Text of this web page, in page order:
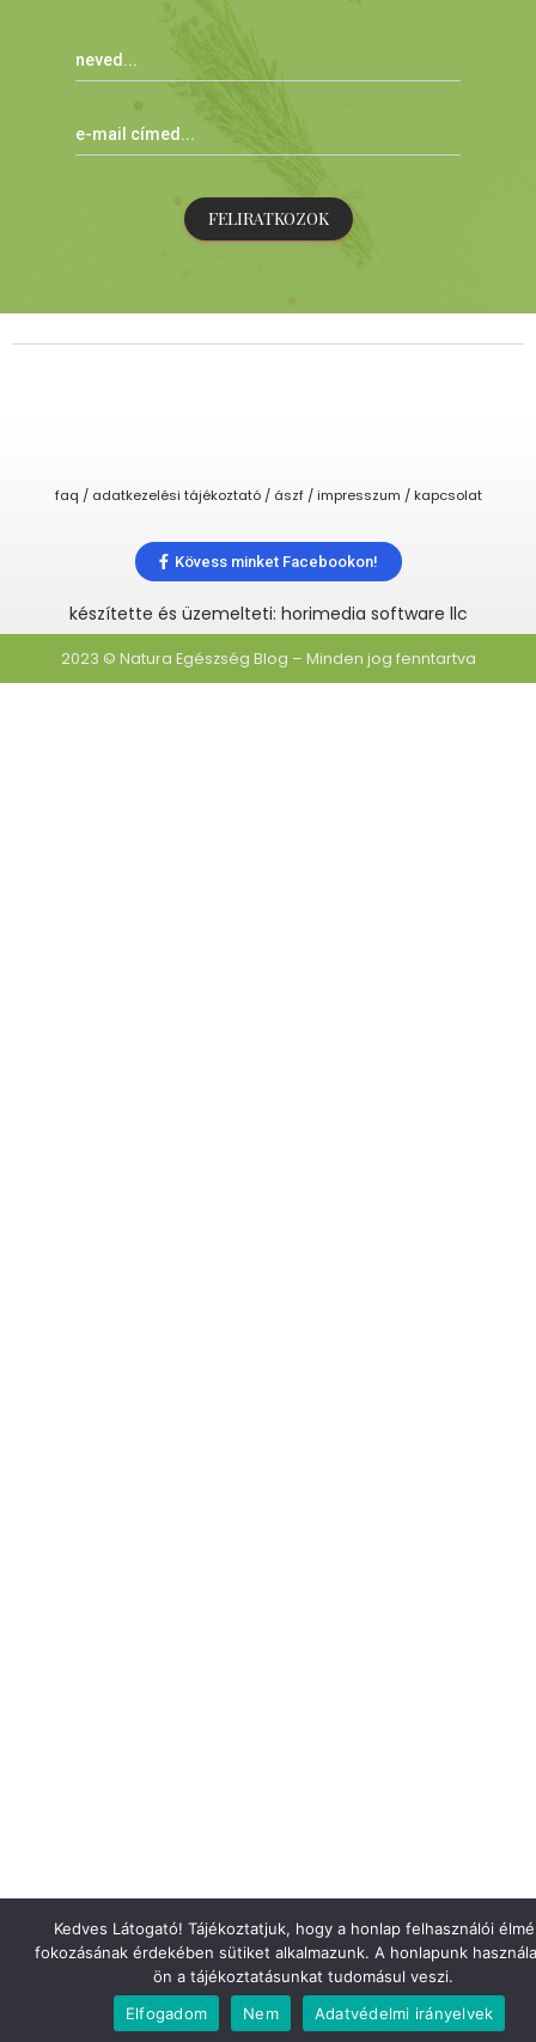
FELIRATKOZOK
faq / adatkezelési tájékoztató / ászf / impresszum / kapcsolat
Kövess minket Facebookon!
készítette és üzemelteti: horimedia software llc
2023 © Natura Egészség Blog – Minden jog fenntartva
Kedves Látogató! Tájékoztatjuk, hogy a honlap felhasználói
fokozásának érdekében sütiket alkalmazunk. A honlapunk
ön a tájékoztatásunkat tudomásul veszi.
Elfogadom
Nem Adatvédelmi irányelvek